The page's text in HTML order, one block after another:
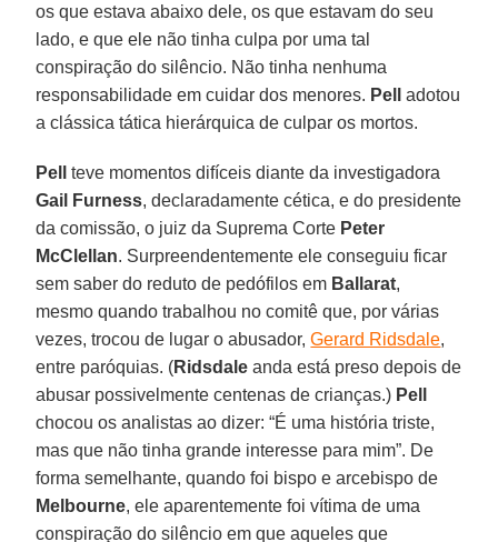
os que estava abaixo dele, os que estavam do seu
lado, e que ele não tinha culpa por uma tal
conspiração do silêncio. Não tinha nenhuma
responsabilidade em cuidar dos menores. Pell
adotou
a clássica tática hierárquica de culpar os mortos.
Pell
teve momentos difíceis diante da investigadora
Gail Furness, declaradamente cética, e do presidente
da comissão, o juiz da Suprema Corte Peter
McClellan. Surpreendentemente ele conseguiu ficar
sem saber do reduto de pedófilos em Ballarat,
mesmo quando trabalhou no comitê que, por várias
vezes, trocou de lugar o abusador,Gerard Ridsdale,
entre paróquias. (Ridsdale anda está preso depois de
abusar possivelmente centenas de crianças.) Pell
chocou os analistas ao dizer: “É uma história triste,
mas que não tinha grande interesse para mim”. De
forma semelhante, quando foi bispo e arcebispo de
Melbourne, ele aparentemente foi vítima de uma
conspiração do silêncio em que aqueles que